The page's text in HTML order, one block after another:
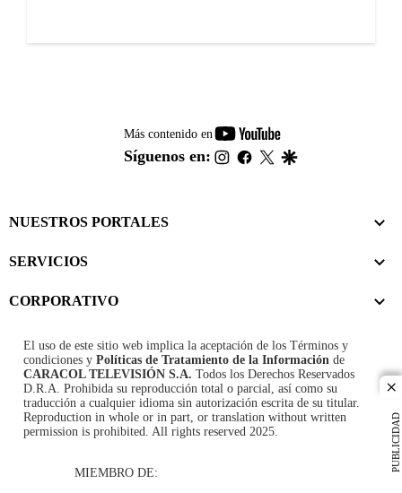
PUBLICIDAD
Más contenido en
youtube-
footer
Síguenos en: instagram
facebook
twitter
NUESTROS PORTALES
SERVICIOS
CORPORATIVO
El uso de este sitio web implica la aceptación de los Términos y
condiciones y Políticas de Tratamiento de la Información de
CARACOL TELEVISIÓN S.A. Todos los Derechos Reservados
D.R.A. Prohibida su reproducción total o parcial, así como su
traducción a cualquier idioma sin autorización escrita de su titular.
Reproduction in whole or in part, or translation without written
permission is prohibited. All rights reserved 2025.
MIEMBRO DE: